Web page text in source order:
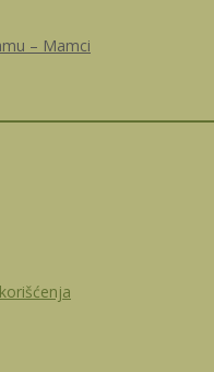
– Mamci